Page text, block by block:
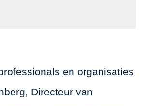
en organisaties
Directeur van